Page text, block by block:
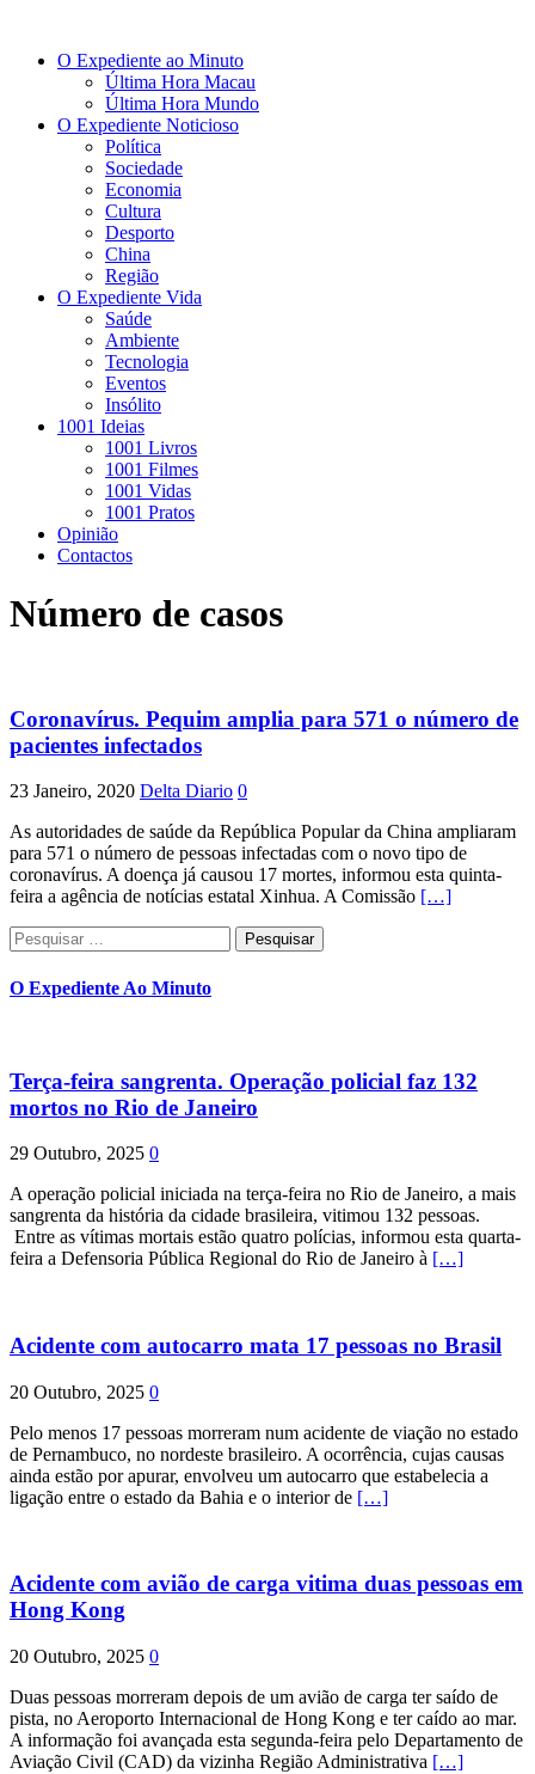
O Expediente ao Minuto
Última Hora Macau
Última Hora Mundo
O Expediente Noticioso
Política
Sociedade
Economia
Cultura
Desporto
China
Região
O Expediente Vida
Saúde
Ambiente
Tecnologia
Eventos
Insólito
1001 Ideias
1001 Livros
1001 Filmes
1001 Vidas
1001 Pratos
Opinião
Contactos
Número de casos
Coronavírus. Pequim amplia para 571 o número de
pacientes infectados
23 Janeiro, 2020 Delta Diario 0
As autoridades de saúde da República Popular da China ampliaram
para 571 o número de pessoas infectadas com o novo tipo de
coronavírus. A doença já causou 17 mortes, informou esta quinta-
feira a agência de notícias estatal Xinhua. A Comissão […]
Pesquisar
por:
O Expediente Ao Minuto
Terça-feira sangrenta. Operação policial faz 132
mortos no Rio de Janeiro
29 Outubro, 2025 0
A operação policial iniciada na terça-feira no Rio de Janeiro, a mais
sangrenta da história da cidade brasileira, vitimou 132 pessoas.
Entre as vítimas mortais estão quatro polícias, informou esta quarta-
feira a Defensoria Pública Regional do Rio de Janeiro à […]
Acidente com autocarro mata 17 pessoas no Brasil
20 Outubro, 2025 0
Pelo menos 17 pessoas morreram num acidente de viação no estado
de Pernambuco, no nordeste brasileiro. A ocorrência, cujas causas
ainda estão por apurar, envolveu um autocarro que estabelecia a
ligação entre o estado da Bahia e o interior de […]
Acidente com avião de carga vitima duas pessoas em
Hong Kong
20 Outubro, 2025 0
Duas pessoas morreram depois de um avião de carga ter saído de
pista, no Aeroporto Internacional de Hong Kong e ter caído ao mar.
A informação foi avançada esta segunda-feira pelo Departamento de
Aviação Civil (CAD) da vizinha Região Administrativa […]